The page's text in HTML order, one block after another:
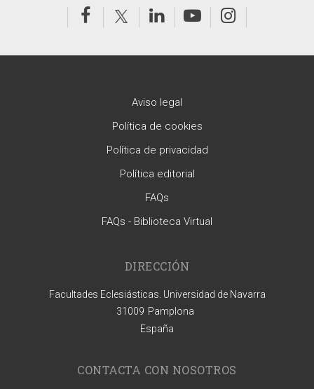
Aviso legal
Política de cookies
Política de privacidad
Política editorial
FAQs
FAQs - Biblioteca Virtual
DIRECCIÓN
Facultades Eclesiásticas. Universidad de Navarra
31009 Pamplona
España
CONTACTA CON NOSOTROS